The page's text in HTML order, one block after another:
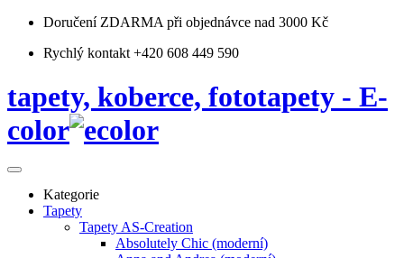
Doručení ZDARMA při objednávce nad 3000 Kč
Rychlý kontakt +420 608 449 590
tapety, koberce, fototapety - E-
color
Kategorie
Tapety
Tapety AS-Creation
Absolutely Chic (moderní)